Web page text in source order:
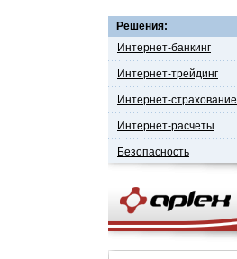
Решения:
Интернет-банкинг
Интернет-трейдинг
Интернет-страхование
Интернет-расчеты
Безопасность